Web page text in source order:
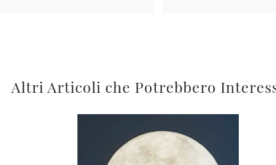
Altri Articoli che Potrebbero